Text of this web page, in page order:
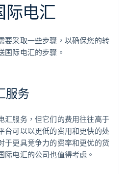
际电汇
要采取一些步骤，以确保您的转
国际电汇的步骤。
服务
汇服务，但它们的费用往往高于
台可以以更低的费用和更快的处
于更具竞争力的费率和更优的货
际电汇的公司也值得考虑。